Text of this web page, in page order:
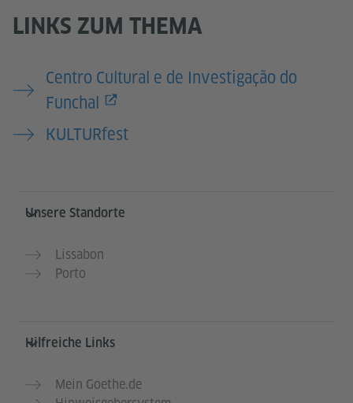
LINKS ZUM THEMA
Centro Cultural e de Investigação do
Funchal
KULTURfest
Service- und Informationsbereich
Unsere Standorte
Lissabon
Porto
Hilfreiche Links
Mein Goethe.de